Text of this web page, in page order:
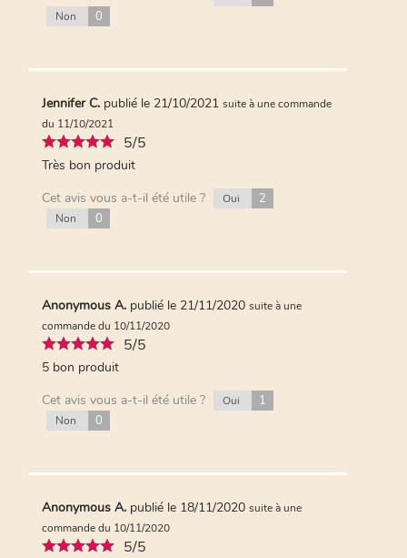
une commande du 08/11/2020
Mon fils APLV adore.
Non 0
Non 0
Jennifer C. publié le 21/10/2021 suite à une commande
du 11/10/2021
5/5
Très bon produit
Cet avis vous a-t-il été utile ?
Oui 2
Non 0
Anonymous A. publié le 21/11/2020 suite à une
commande du 10/11/2020
5/5
5 bon produit
Cet avis vous a-t-il été utile ?
Oui 1
Non 0
Anonymous A. publié le 18/11/2020 suite à une
commande du 10/11/2020
5/5